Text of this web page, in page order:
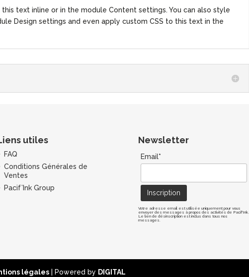
text inline or in the module Content settings. You can also style
Design settings and even apply custom CSS to this text in the
utiles
FAQ
Conditions Générales de
Ventes
Pacif’Ink Group
Newsletter
Email*
Votre adresse email est utilisée uniquement pour vous
envoyer des messages à propos des activités de Pacif'Ink.
Le lien de désinscription est inclus dans tous nos
messages.
légales | Powered by DIGITAL